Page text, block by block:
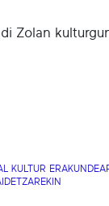
Zolan
KULTUR